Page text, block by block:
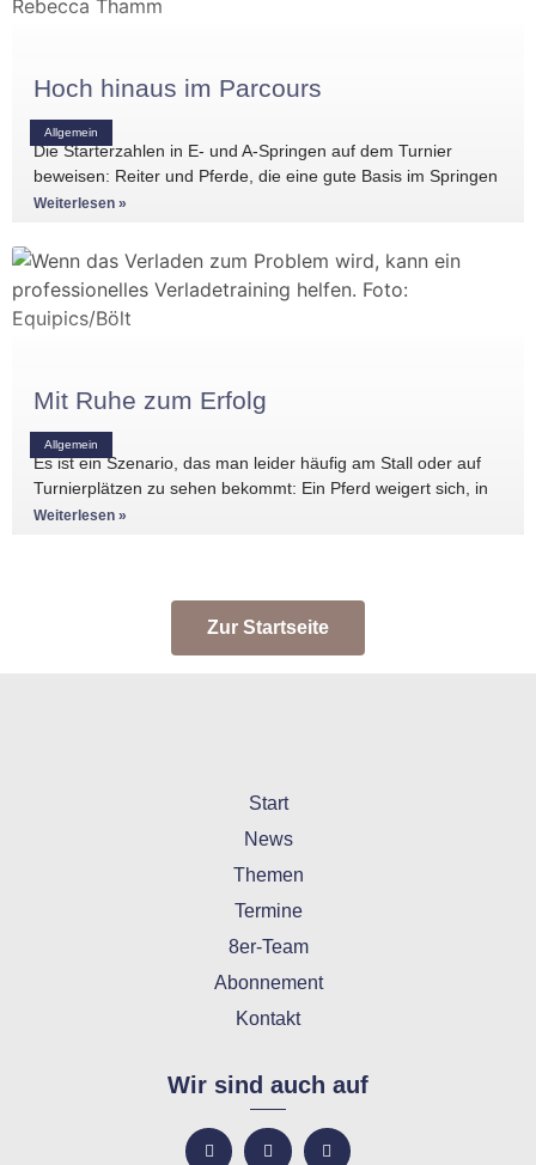
Allgemein
Hoch hinaus im Parcours
Die Starterzahlen in E- und A-Springen auf dem Turnier
beweisen: Reiter und Pferde, die eine gute Basis im Springen
haben, gibt es
Weiterlesen »
Allgemein
Mit Ruhe zum Erfolg
Es ist ein Szenario, das man leider häufig am Stall oder auf
Turnierplätzen zu sehen bekommt: Ein Pferd weigert sich, in
den Anhänger zu
Weiterlesen »
Zur Startseite
Start
News
Themen
Termine
8er-Team
Abonnement
Kontakt
Wir sind auch auf